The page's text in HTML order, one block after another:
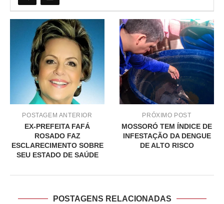
POSTAGEM ANTERIOR
EX-PREFEITA FAFÁ
ROSADO FAZ
ESCLARECIMENTO SOBRE
SEU ESTADO DE SAÚDE
PRÓXIMO POST
MOSSORÓ TEM ÍNDICE DE
INFESTAÇÃO DA DENGUE
DE ALTO RISCO
POSTAGENS RELACIONADAS